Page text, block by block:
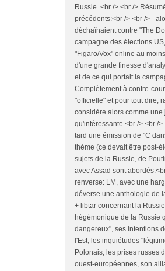
Russie. <br /> <br />
précédents:<br /> <br /> -
déchaînaient contre "The
campagne des élections
"Figaro/Vox" online au
d'une grande finesse
et de ce qui portait la
Complètement à contre-
"officielle" et pour tout dire,
considère alors comme
qu'intéressante.<br /> <br /
tard une émission de "C
thème (ce devait être post-
sujets de la Russie, de
avec Assad sont
renverse: LM, avec une
déverse une anthologie de
+ libtar concernant la
hégémonique de la Russie
dangereux", ses intentions
l'Est, les inquiétudes
Polonais, les prises russes
ouest-européennes, son